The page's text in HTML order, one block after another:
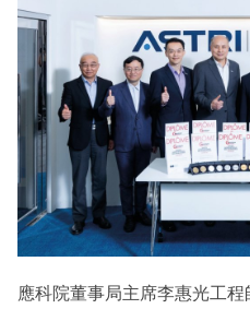
專
欄
訂
閱
專
區
應科院董事局主席李惠光工